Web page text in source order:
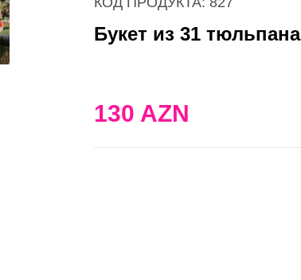
Букет из 31 тюльпана
130 AZN